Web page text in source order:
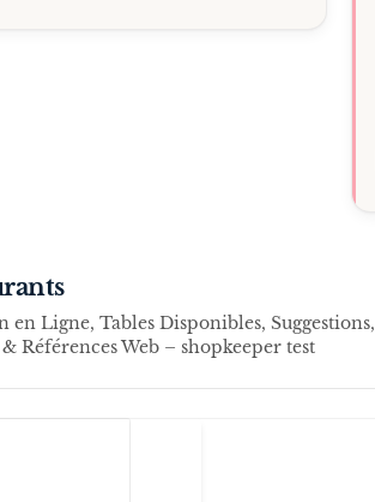
Ligne, Tables Disponibles, Suggestions,
Références Web – shopkeeper test